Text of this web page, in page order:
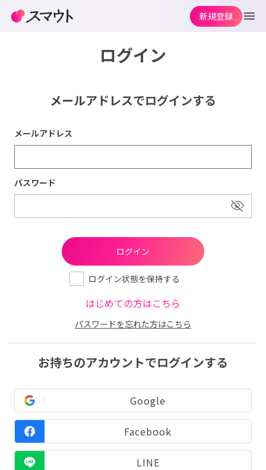
ログイン
メールアドレスでログインする
メールアドレス
パスワード
ログイン状態を保持する
はじめての方はこちら
パスワードを忘れた方はこちら
お持ちのアカウントでログインする
Google
Facebook
LINE
新規登録